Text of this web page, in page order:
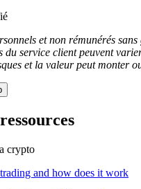
et non rémunérés
du service client peuvent
et la valeur peut monter
crypto